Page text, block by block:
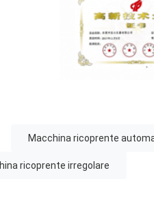
Macchina ricoprente
ricoprente irregolare